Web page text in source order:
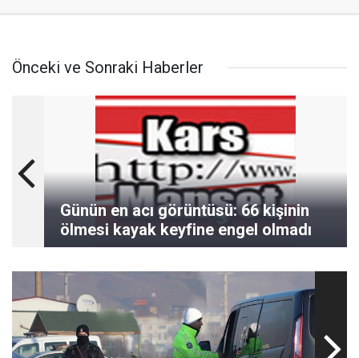
Önceki ve Sonraki Haberler
Günün en acı görüntüsü: 66 kişinin
ölmesi kayak keyfine engel olmadı